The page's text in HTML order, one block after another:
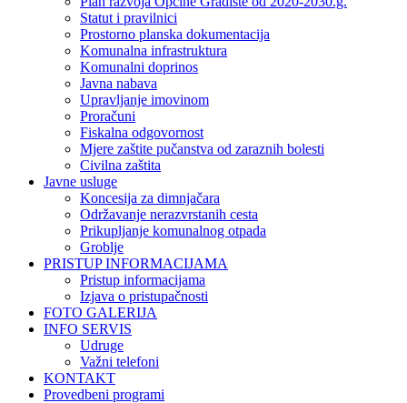
Statut i pravilnici
Prostorno planska dokumentacija
Komunalna infrastruktura
Komunalni doprinos
Javna nabava
Upravljanje imovinom
Proračuni
Fiskalna odgovornost
Mjere zaštite pučanstva od zaraznih bolesti
Civilna zaštita
Javne usluge
Koncesija za dimnjačara
Održavanje nerazvrstanih cesta
Prikupljanje komunalnog otpada
Groblje
PRISTUP INFORMACIJAMA
Pristup informacijama
Izjava o pristupačnosti
FOTO GALERIJA
INFO SERVIS
Udruge
Važni telefoni
KONTAKT
Provedbeni programi